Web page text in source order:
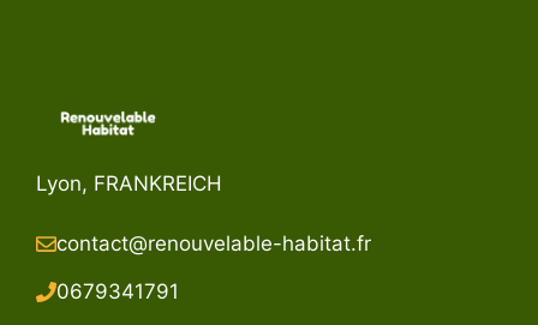
Lyon, FRANKREICH
contact@renouvelable-habitat.fr
0679341791